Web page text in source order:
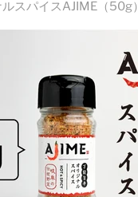
スパイスAJIME（50g）